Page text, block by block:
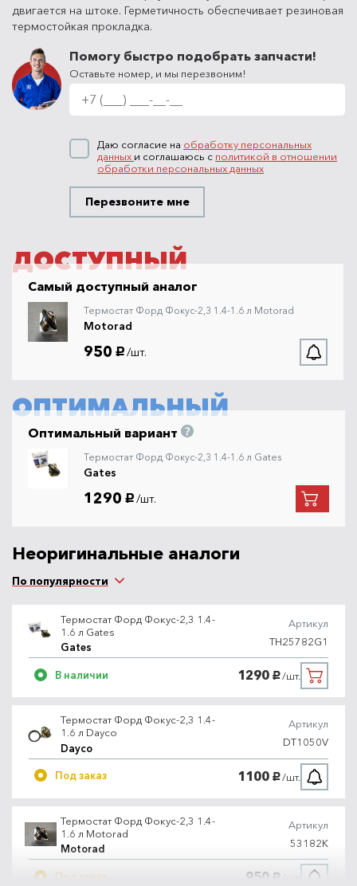
двигается на штоке. Герметичность обеспечивает резиновая
термостойкая прокладка.
Помогу быстро подобрать запчасти!
Оставьте номер, и мы перезвоним!
Даю согласие на обработку персональных
данных и соглашаюсь с политикой в отношении
обработки персональных данных
Перезвоните мне
ДОСТУПНЫЙ
Самый доступный аналог
Термостат Форд Фокус-2,3 1.4-1.6 л Motorad
Motorad
950 руб. /шт.
ОПТИМАЛЬНЫЙ
Оптимальный вариант
Термостат Форд Фокус-2,3 1.4-1.6 л Gates
Gates
1290 руб. /шт.
Неоригинальные аналоги
По популярности
Термостат Форд Фокус-2,3 1.4-
1.6 л Gates
Gates
Артикул
TH25782G1
В наличии 1290 руб./шт.
Термостат Форд Фокус-2,3 1.4-
1.6 л Dayco
Dayco
Артикул
DT1050V
Под заказ 1100 руб./шт.
Термостат Форд Фокус-2,3 1.4-
1.6 л Motorad
Motorad
Артикул
53182K
Под заказ 950 руб.